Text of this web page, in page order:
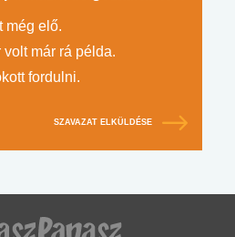
még elő.
volt már rá példa.
fordulni.
SZAVAZAT ELKÜLDÉSE